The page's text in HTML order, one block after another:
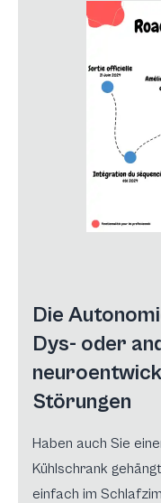
Die
Dys- oder
Störungen
Haben auch Sie
Kühlschrank
einfach im